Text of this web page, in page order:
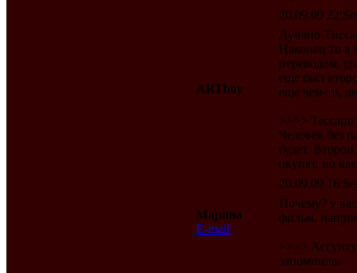
ARTboy
20.09.09
Дуччио
Наконец то в
переводом,
еще был
еще чем-то,
>>>>
Человек без
будет.
окупят, но
Марина
E-mail
20.09.09
Почему? у
фильм,
>>>>
запомнила.